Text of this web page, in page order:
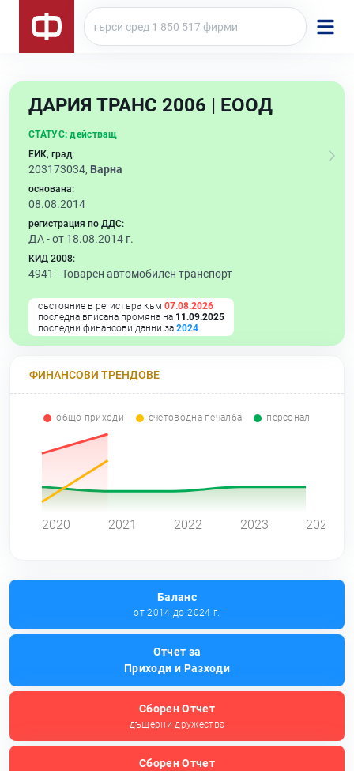
ДАРИЯ ТРАНС 2006 | ЕООД
СТАТУС: действащ
ЕИК, град:
203173034, Варна
основана:
08.08.2014
регистрация по ДДС:
ДА - от 18.08.2014 г.
КИД 2008:
4941 -Товарен автомобилен транспорт
състояние в регистъра към 07.08.2026
последна вписана промяна на 11.09.2025
последни финансови данни за 2024
ФИНАНСОВИ ТРЕНДОВЕ
общо приходи счетоводна печалба персонал
2020 2021 2022 2023 2024
Баланс
от 2014 до 2024 г.
Отчет за
Приходи и Разходи
Сборен Отчет
дъщерни дружества
Сборен Отчет